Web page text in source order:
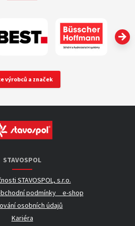
výrobců a značek
STAVOSPOL
STAVOSPOL, s.r.o.
podmínky _ e-shop
osobních údajů
Kariéra